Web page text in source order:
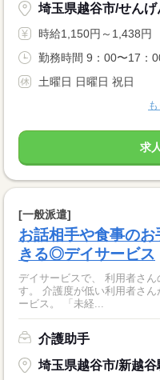
埼玉県越谷市/せんげ
時給1,150円～1,438円
勤務時間 9：00〜17：
土曜日 日曜日 祝日
求
[一般派遣]
お話相手や食事の
きる◎デイサービス
デイサービスで、 利用者さ
す。 介護度が低い利用者さんが多く、 身体的な介護が少ないデイサ
ービス。 「未経...
介護助手
埼玉県越谷市/新越谷